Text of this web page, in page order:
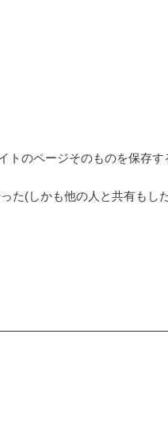
トのページそのものを保存
た(しかも他の人と共有も